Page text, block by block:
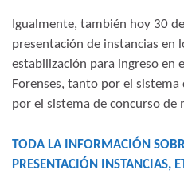
Igualmente, también hoy 30
presentación de instancias en
estabilización para ingreso en
Forenses, tanto por el
por el sistema de concurso de
TODA LA INFORMACIÓN
PRESENTACIÓN INSTANCIAS,